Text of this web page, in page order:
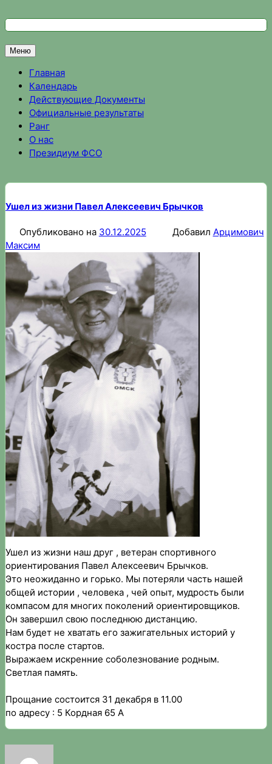
кФедерация спортивного ориентирования Омской области
Спортивное ориентирование в Омске, результаты
Меню
Главная
Календарь
Действующие Документы
Официальные результаты
Ранг
О нас
Президиум ФСО
Ушел из жизни Павел Алексеевич Брычков
Опубликовано на 30.12.2025 Добавил Арцимович
Максим
Ушел из жизни наш друг , ветеран спортивного
ориентирования Павел Алексеевич Брычков.
Это неожиданно и горько. Мы потеряли часть нашей
общей истории , человека , чей опыт, мудрость были
компасом для многих поколений ориентировщиков.
Он завершил свою последнюю дистанцию.
Нам будет не хватать его зажигательных историй у
костра после стартов.
Выражаем искренние соболезнование родным.
Светлая память.
Прощание состоится 31 декабря в 11.00
по адресу : 5 Кордная 65 А